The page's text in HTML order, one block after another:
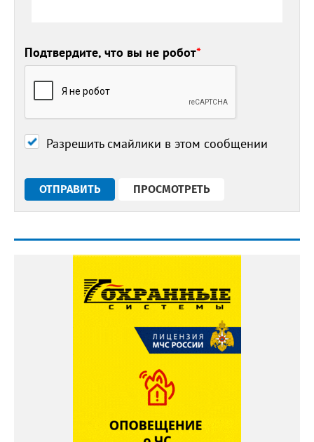
Подтвердите, что вы не робот*
Разрешить смайлики в этом сообщении